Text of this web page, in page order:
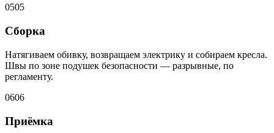
0505
Сборка
Натягиваем обивку, возвращаем электрику и собираем кресла.
Швы по зоне подушек безопасности — разрывные, по
регламенту.
0606
Приёмка